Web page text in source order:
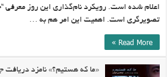
اعلام شده است. رویکرد نام‌گذاری این روز معرفی
تصویرگری است. اهمیت این امر هم به …
Read More »
«ما که هستیم؟» نامزد دریافت